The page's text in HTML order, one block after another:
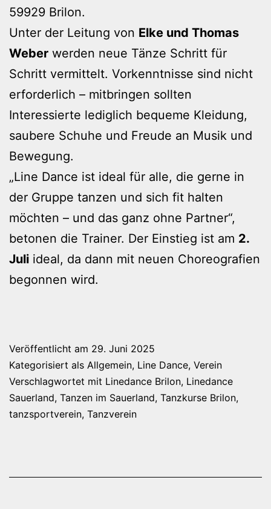
59929 Brilon.
Unter der Leitung von Elke und Thomas
Weber werden neue Tänze Schritt für
Schritt vermittelt. Vorkenntnisse sind nicht
erforderlich – mitbringen sollten
Interessierte lediglich bequeme Kleidung,
saubere Schuhe und Freude an Musik und
Bewegung.
„Line Dance ist ideal für alle, die gerne in
der Gruppe tanzen und sich fit halten
möchten – und das ganz ohne Partner“,
betonen die Trainer. Der Einstieg ist am 2.
Juli ideal, da dann mit neuen Choreografien
begonnen wird.
Veröffentlicht am 29. Juni 2025
Kategorisiert als Allgemein, Line Dance, Verein
Verschlagwortet mit Linedance Brilon, Linedance
Sauerland, Tanzen im Sauerland, Tanzkurse Brilon,
tanzsportverein, Tanzverein